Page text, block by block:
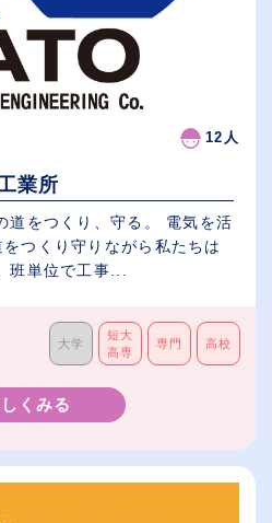
12人
業所
道をつくり、守る。 電気を活
つくり守りながら私たちは
班単位で工事...
大学
短大
高専
専門 高校
くみる